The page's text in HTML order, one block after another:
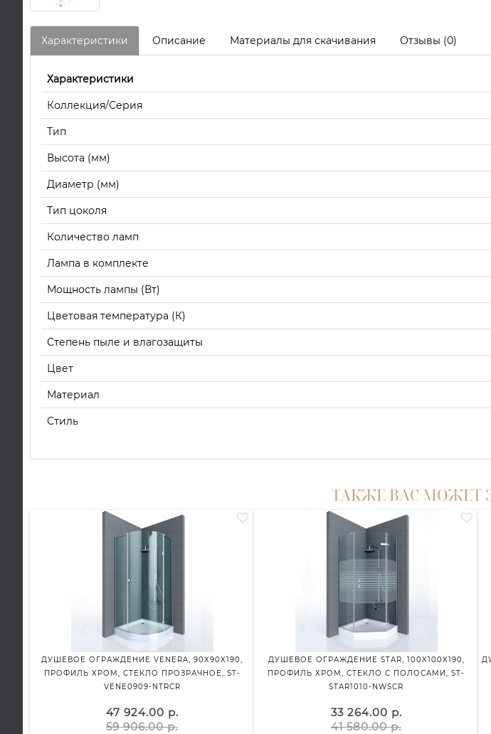
Характеристики Описание Материалы для скачивания Отзывы (0)
Характеристики
Коллекция/Серия
Тип
Высота (мм)
Диаметр (мм)
Тип цоколя
Количество ламп
Лампа в комплекте
Мощность лампы (Вт)
Цветовая температура (К)
Степень пыле и влагозащиты
Цвет
Материал
Стиль
ТАКЖЕ ВАС МОЖЕТ
ДУШЕВОЕ ОГРАЖДЕНИЕ VENERA, 90X90X190,
ПРОФИЛЬ ХРОМ, СТЕКЛО ПРОЗРАЧНОЕ, ST-
VENE0909-NTRCR
47 924.00 р.
59 906.00 р.
ДУШЕВОЕ ОГРАЖДЕНИЕ STAR, 100X100X190,
ПРОФИЛЬ ХРОМ, СТЕКЛО С ПОЛОСАМИ, ST-
STAR1010-NWSCR
33 264.00 р.
41 580.00 р.